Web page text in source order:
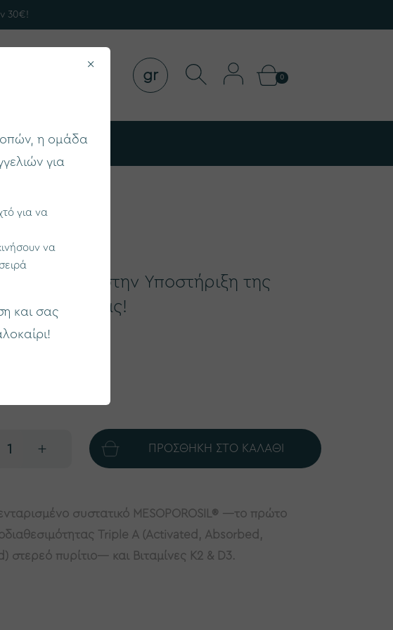
30€!
gr 0
Steosil
Steosil
στην Υποστήριξη της
Υγείας!
3100016162
+
συστατικό MESOPOROSIL ® —το πρώτο
Triple A (Activated, Absorbed,
στερεό πυρίτιο— και Βιταμίνες Κ2 & D3.
×
η ομάδα
για
για να
να
και σας